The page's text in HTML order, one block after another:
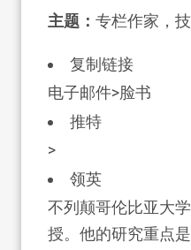
主题： 专栏作家，
复制链接
电子邮件>脸书
推特
>
领英
不列颠哥伦比亚大
授。他的研究重点